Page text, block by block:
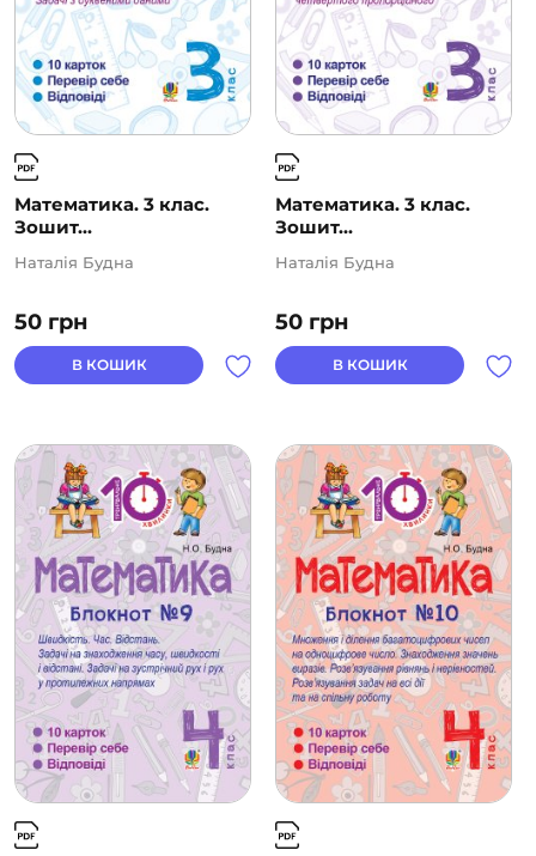
Математика. 3 клас.
Зошит...
50 грн
Наталія Будна
В КОШИК
Математика. 3 клас.
Зошит...
50 грн
Наталія Будна
В КОШИК